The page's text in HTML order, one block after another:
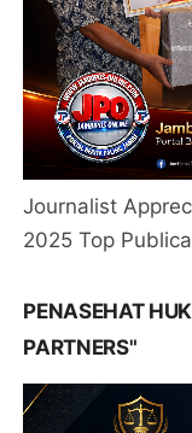
Journalist
2025 Top
PENASEHAT
PARTNERS"